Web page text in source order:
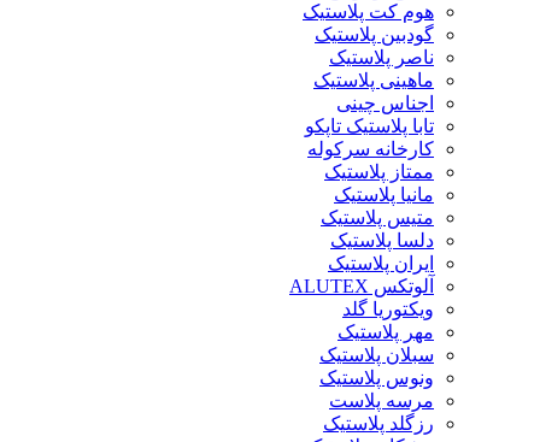
هوم کت پلاستیک
گودبین پلاستیک
ناصر پلاستیک
ماهینی پلاستیک
اجناس چینی
تابا پلاستیک تاپکو
کارخانه سرکوله
ممتاز پلاستیک
مانیا پلاستیک
متیس پلاستیک
دلسا پلاستیک
ایران پلاستیک
آلوتکس ALUTEX
ویکتوریا گلد
مهر پلاستیک
سبلان پلاستیک
ونوس پلاستیک
مرسه پلاست
رزگلد پلاستیک